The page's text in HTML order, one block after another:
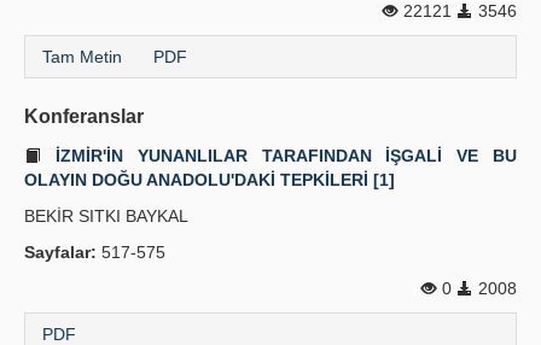
22121
3546
Tam Metin PDF
Konferanslar
İZMİR'İN YUNANLILAR TARAFINDAN İŞGALİ VE BU
OLAYIN DOĞU ANADOLU'DAKİ TEPKİLERİ [1]
BEKİR SITKI BAYKAL
Sayfalar: 517-575
0
2008
PDF